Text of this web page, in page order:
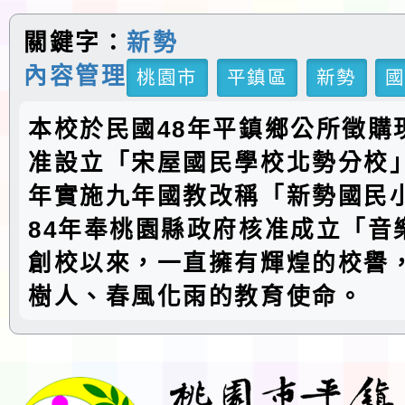
關鍵字： 新勢
內容管理
桃園市 平鎮區 新勢
本校於民國48年平鎮鄉公所徵購
准設立「宋屋國民學校北勢分校
年實施九年國教改稱「新勢國民
84年奉桃園縣政府核准成立「音
創校以來，一直擁有輝煌的校譽
樹人、春風化雨的教育使命。